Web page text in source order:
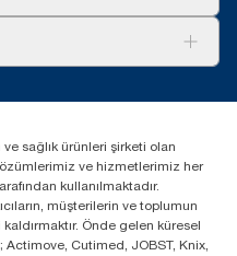
Sanayi ve Ticaret
Cevizli Mah.
2
Turkey
sağlık ürünleri şirketi olan
ve hizmetlerimiz her
kullanılmaktadır.
müşterilerin ve toplumun
Önde gelen küresel
Actimove, Cutimed, JOBST, Knix,